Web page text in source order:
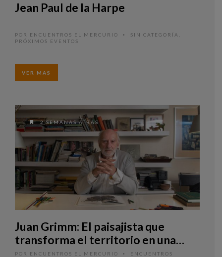
Jean Paul de la Harpe
POR ENCUENTROS EL MERCURIO • SIN CATEGORÍA
PRÓXIMOS EVENTOS
VER MAS
2 SEMANAS ATRAS
Juan Grimm: El paisajista que
transforma el territorio en una
obra de arte
POR ENCUENTROS EL MERCURIO • ENCUENTROS